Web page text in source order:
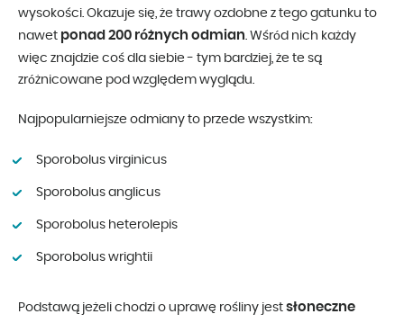
wysokości. Okazuje się, że trawy ozdobne z tego gatunku to
nawet ponad 200 różnych odmian. Wśród nich każdy
więc znajdzie coś dla siebie - tym bardziej, że te są
zróżnicowane pod względem wyglądu.
Najpopularniejsze odmiany to przede wszystkim:
Sporobolus virginicus
Sporobolus anglicus
Sporobolus heterolepis
Sporobolus wrightii
Podstawą jeżeli chodzi o uprawę rośliny jest słoneczne